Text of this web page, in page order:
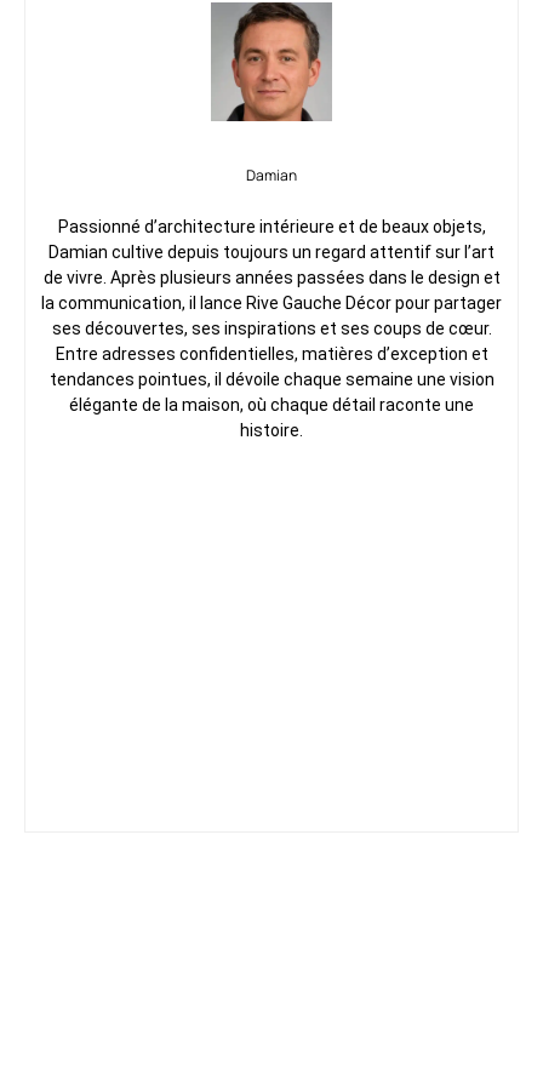
Damian
Passionné d’architecture intérieure et de beaux objets,
Damian cultive depuis toujours un regard attentif sur l’art
de vivre. Après plusieurs années passées dans le design et
la communication, il lance Rive Gauche Décor pour partager
ses découvertes, ses inspirations et ses coups de cœur.
Entre adresses confidentielles, matières d’exception et
tendances pointues, il dévoile chaque semaine une vision
élégante de la maison, où chaque détail raconte une
histoire.